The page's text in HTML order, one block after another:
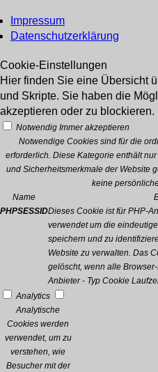
Impressum
Datenschutzerklärung
Cookie-Einstellungen
Hier finden Sie eine Übersicht
und Skripte. Sie haben die
akzeptieren oder zu blockieren.
Notwendig Immer akzeptieren
Notwendige Cookies sind für die
erforderlich. Diese Kategorie enthält
und Sicherheitsmerkmale der Website
keine
Name
PHPSESSIDDieses Cookie ist für PHP-
verwendet um die
speichern und zu
Website zu verwalten. Das
gelöscht, wenn alle
Anbieter - Typ Cookie
Analytics
Analytische
Cookies werden
verwendet, um zu
verstehen, wie
Besucher mit der